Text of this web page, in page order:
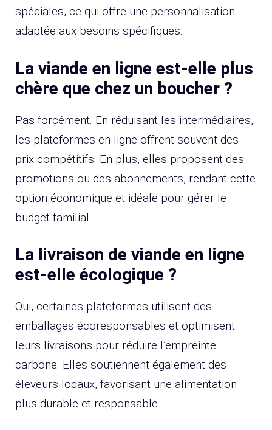
spéciales, ce qui offre une personnalisation
adaptée aux besoins spécifiques.
La viande en ligne est-elle plus
chère que chez un boucher ?
Pas forcément. En réduisant les intermédiaires,
les plateformes en ligne offrent souvent des
prix compétitifs. En plus, elles proposent des
promotions ou des abonnements, rendant cette
option économique et idéale pour gérer le
budget familial.
La livraison de viande en ligne
est-elle écologique ?
Oui, certaines plateformes utilisent des
emballages écoresponsables et optimisent
leurs livraisons pour réduire l’empreinte
carbone. Elles soutiennent également des
éleveurs locaux, favorisant une alimentation
plus durable et responsable.